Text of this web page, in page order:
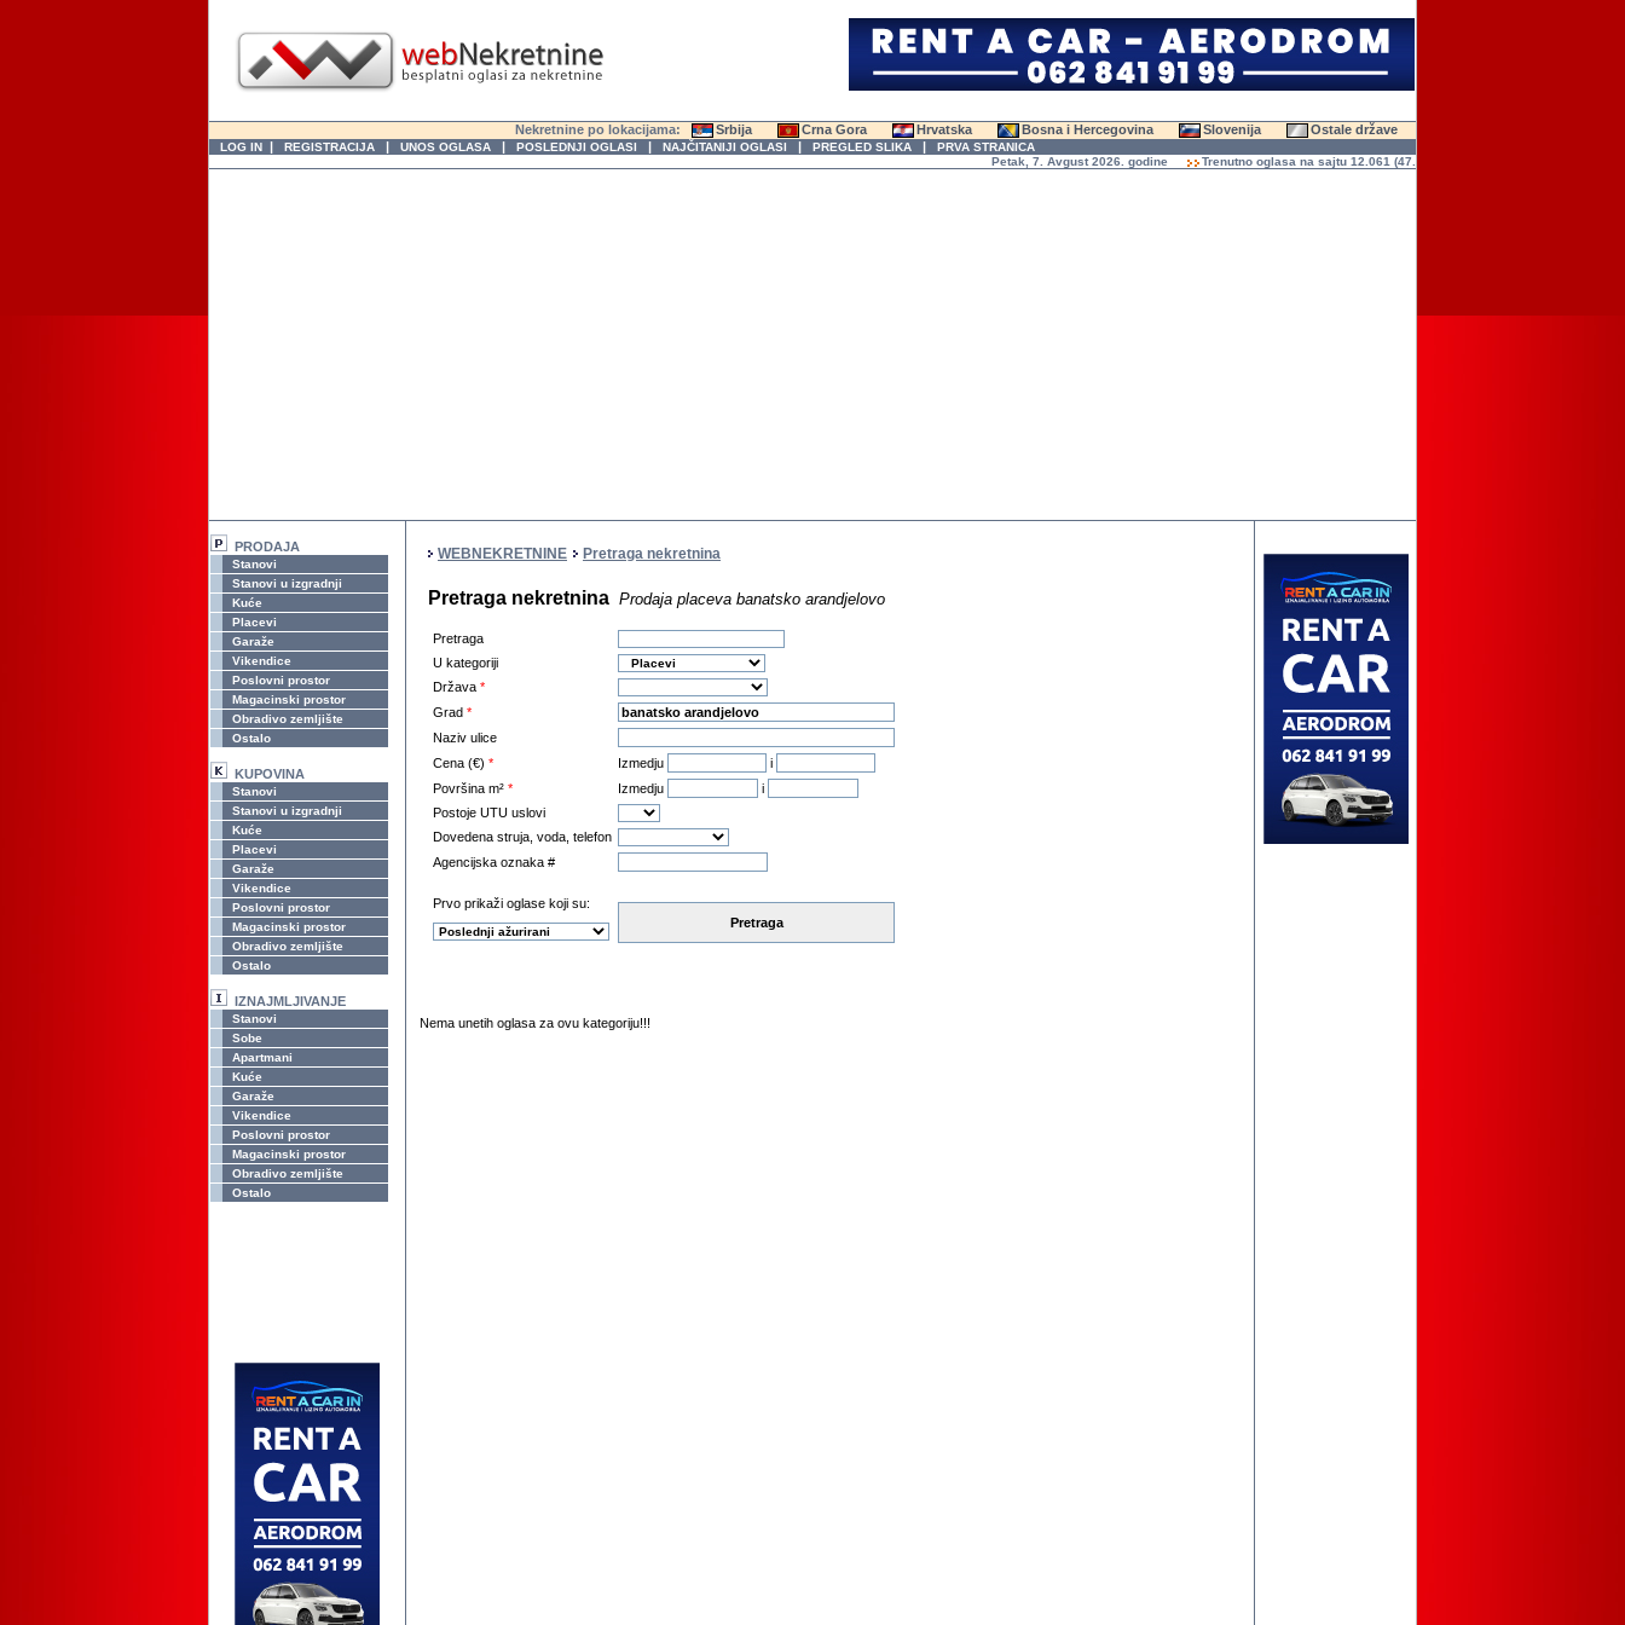
Nekretnine po lokacijama: Srbija Crna Gora Hrvatska Bosna i Hercegovina Slovenija Ostale države
LOG IN | REGISTRACIJA | UNOS OGLASA | POSLEDNJI OGLASI | NAJČITANIJI OGLASI | PREGLED SLIKA | PRVA STRANICA
Petak, 7. Avgust 2026. godine
Trenutno oglasa na sajtu 12.061 (47.621 slika)
PRODAJA
Stanovi
Stanovi u izgradnji
Kuće
Placevi
Garaže
Vikendice
Poslovni prostor
Magacinski prostor
Obradivo zemljište
Ostalo
KUPOVINA
Stanovi
Stanovi u izgradnji
Kuće
Placevi
Garaže
Vikendice
Poslovni prostor
Magacinski prostor
Obradivo zemljište
Ostalo
IZNAJMLJIVANJE
Stanovi
Sobe
Apartmani
Kuće
Garaže
Vikendice
Poslovni prostor
Magacinski prostor
Obradivo zemljište
Ostalo
WEBNEKRETNINE Pretraga nekretnina
Pretraga nekretnina Prodaja placeva banatsko arandjelovo
Pretraga
U kategoriji
Država *
Grad *
Naziv ulice
Cena (€) * Izmedju
i
Površina m² * Izmedju
i
Postoje UTU uslovi
Dovedena struja, voda, telefon
Agencijska oznaka #
Prvo prikaži oglase koji su:
Pretraga
Nema unetih oglasa za ovu kategoriju!!!